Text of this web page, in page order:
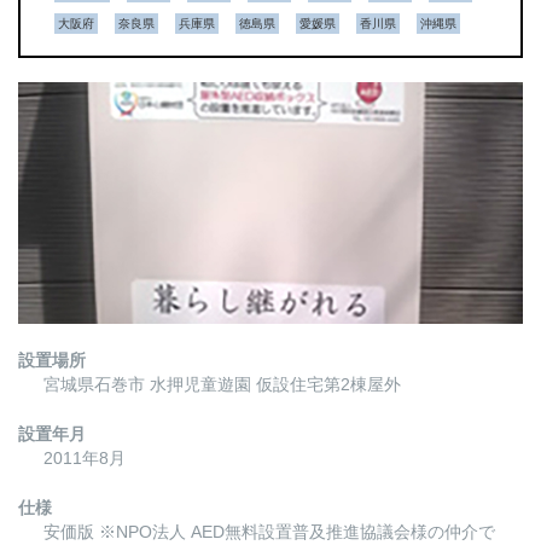
大阪府 奈良県 兵庫県 徳島県 愛媛県 香川県 沖縄県
設置場所
宮城県石巻市 水押児童遊園 仮設住宅第2棟屋外
設置年月
2011年8月
仕様
安価版 ※NPO法人 AED無料設置普及推進協議会様の仲介で